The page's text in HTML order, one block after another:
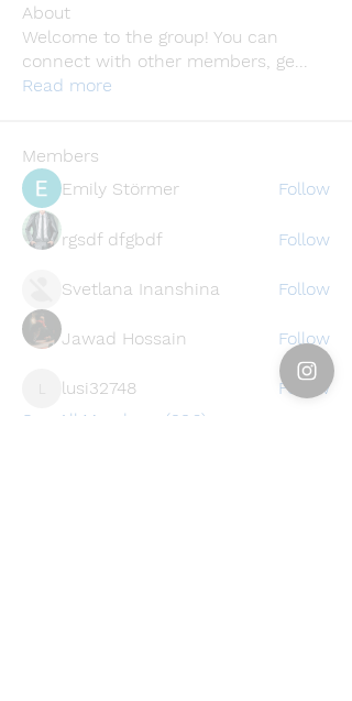
About
Welcome to the group! You can
connect with other members, ge...
Read more
Members
Emily Störmer
Follow
rgsdf dfgbdf Follow
Svetlana Inanshina Follow
Jawad Hossain Follow
lusi32748
lusi32748
Follow
See All Members (396)